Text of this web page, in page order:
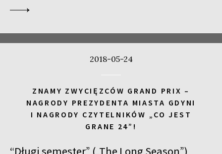
2018-05-24
ZNAMY ZWYCIĘZCÓW GRAND PRIX –
NAGRODY PREZYDENTA MIASTA GDYNI
I NAGRODY CZYTELNIKÓW „CO JEST
GRANE 24”!
“Długi semester” („The Long Season”)